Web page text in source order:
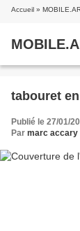
Accueil »
tabouret
Publié le 27/01/
Par marc accary